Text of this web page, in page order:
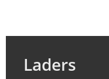
Laders